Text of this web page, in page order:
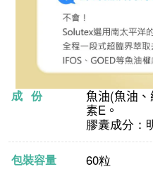
成 份 魚油(魚油
素E 。
膠囊成分：
包裝容量 60粒